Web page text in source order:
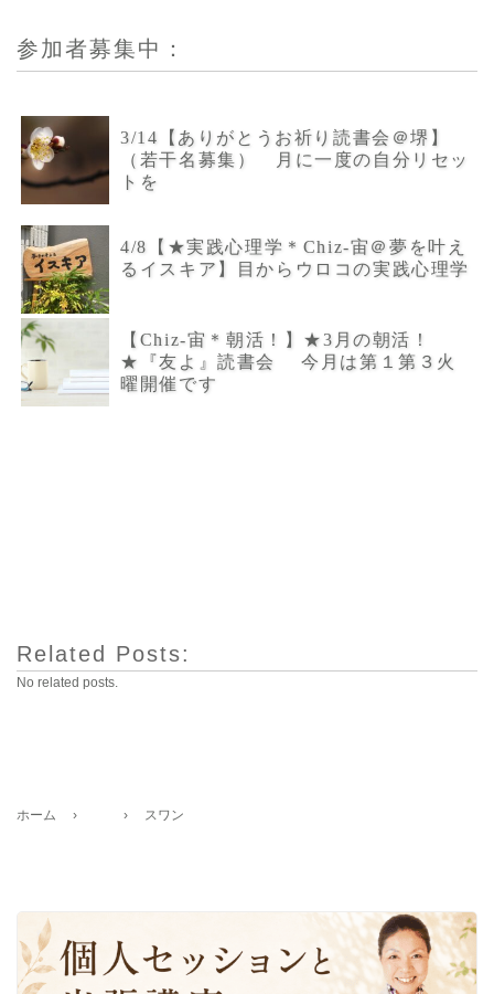
参加者募集中：
3/14【ありがとうお祈り読書会＠堺】
（若干名募集） 月に一度の自分リセッ
トを
4/8【★実践心理学＊Chiz-宙＠夢を叶え
るイスキア】目からウロコの実践心理学
【Chiz-宙＊朝活！】★3月の朝活！
★『友よ』読書会 今月は第１第３火
曜開催です
Related Posts:
No related posts.
ホーム › › スワン